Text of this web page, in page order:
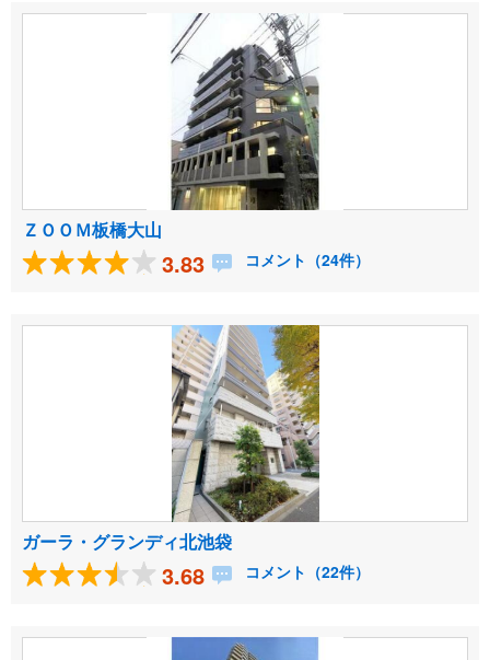
ＺＯＯＭ板橋大山
3.83 コメント（24件）
ガーラ・グランディ北池袋
3.68 コメント（22件）